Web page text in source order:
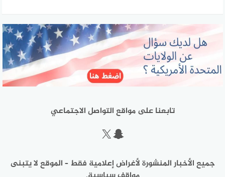
تابعنا على مواقع التواصل الاجتماعي
سناب شات
إكس
جميع الأخبار المنشورة لأغراض إعلامية فقط – الموقع لا يتبنى